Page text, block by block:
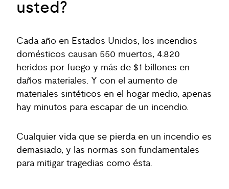
usted?
Cada año en Estados Unidos, los incendios
domésticos causan 550 muertos, 4.820
heridos por fuego y más de $1 billones en
daños materiales. Y con el aumento de
materiales sintéticos en el hogar medio, apenas
hay minutos para escapar de un incendio.
Cualquier vida que se pierda en un incendio es
demasiado, y las normas son fundamentales
para mitigar tragedias como ésta.